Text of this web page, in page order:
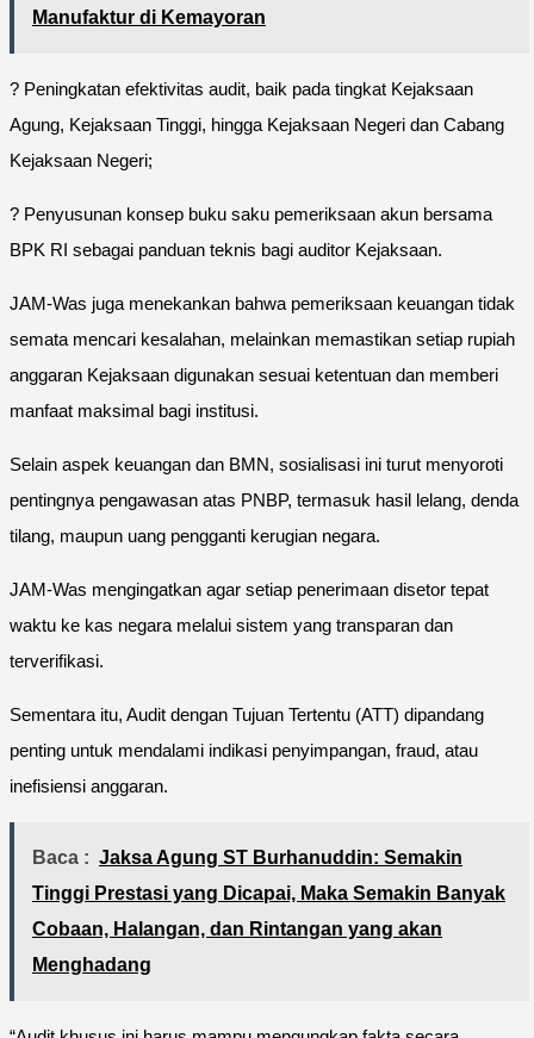
Manufaktur di Kemayoran
? Peningkatan efektivitas audit, baik pada tingkat Kejaksaan
Agung, Kejaksaan Tinggi, hingga Kejaksaan Negeri dan Cabang
Kejaksaan Negeri;
? Penyusunan konsep buku saku pemeriksaan akun bersama
BPK RI sebagai panduan teknis bagi auditor Kejaksaan.
JAM-Was juga menekankan bahwa pemeriksaan keuangan tidak
semata mencari kesalahan, melainkan memastikan setiap rupiah
anggaran Kejaksaan digunakan sesuai ketentuan dan memberi
manfaat maksimal bagi institusi.
Selain aspek keuangan dan BMN, sosialisasi ini turut menyoroti
pentingnya pengawasan atas PNBP, termasuk hasil lelang, denda
tilang, maupun uang pengganti kerugian negara.
JAM-Was mengingatkan agar setiap penerimaan disetor tepat
waktu ke kas negara melalui sistem yang transparan dan
terverifikasi.
Sementara itu, Audit dengan Tujuan Tertentu (ATT) dipandang
penting untuk mendalami indikasi penyimpangan, fraud, atau
inefisiensi anggaran.
Baca : Jaksa Agung ST Burhanuddin: Semakin
Tinggi Prestasi yang Dicapai, Maka Semakin Banyak
Cobaan, Halangan, dan Rintangan yang akan
Menghadang